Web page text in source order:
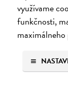
využívame
funkčnosti,